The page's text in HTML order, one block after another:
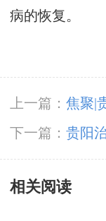
病的恢复。
上一篇： 焦聚|
注意什么？
下一篇： 贵阳
痫要注意什么
相关阅读